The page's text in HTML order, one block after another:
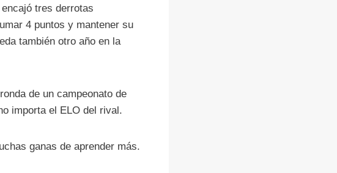
tres derrotas
4 puntos y mantener su
también otro año en la
de un campeonato de
importa el ELO del rival.
ganas de aprender más.